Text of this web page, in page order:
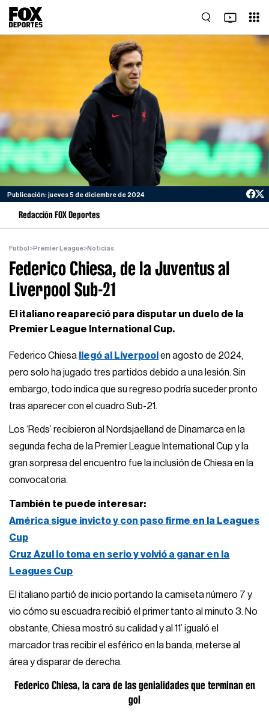
Publicación: jueves 5 de diciembre de 2024
Redacción FOX Deportes
Futbol >Premier League>Noticias
Federico Chiesa, de la Juventus al
Liverpool Sub-21
El italiano reapareció para disputar un duelo de la
Premier League International Cup.
Federico Chiesa llegó al Liverpool en agosto de 2024,
pero solo ha jugado tres partidos debido a una lesión. Sin
embargo, todo indica que su regreso podría suceder pronto
tras aparecer con el cuadro Sub-21.
Los ‘Reds’ recibieron al Nordsjaelland de Dinamarca en la
segunda fecha de la Premier League International Cup y la
gran sorpresa del encuentro fue la inclusión de Chiesa en la
convocatoria.
También te puede interesar:
América sigue invicto y con paso firme en la Leagues
Cup
Cruz Azul lo toma en serio y volvió a ganar en la
Leagues Cup
El italiano partió de inicio portando la camiseta número 7 y
vio cómo su escuadra recibió el primer tanto al minuto 3. No
obstante, Chiesa mostró su calidad y al 11’ igualó el
marcador tras recibir el esférico en la banda, meterse al
área y disparar de derecha.
Federico Chiesa, la cara de las genialidades que terminan en
gol